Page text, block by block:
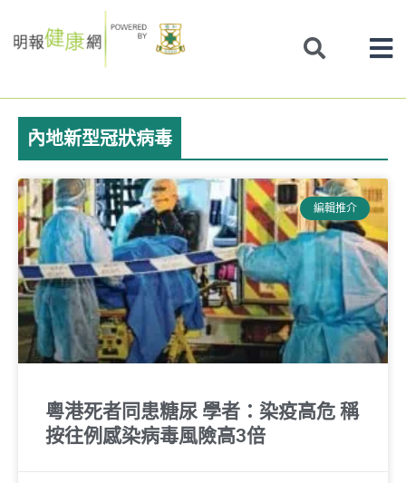
to
內地新型冠狀病毒
編輯推介
粵港死者同患糖尿 學者：染疫高危 稱
按往例感染病毒風險高3倍